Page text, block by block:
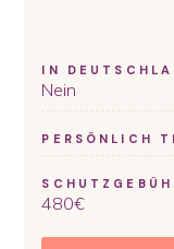
IN
Nein
PERSÖNLICH
480€